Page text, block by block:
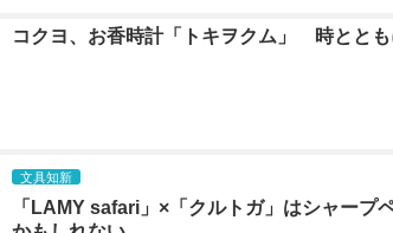
コクヨ、お香時計「トキヲクム」 時とと
文具知新
「LAMY safari」×「クルトガ」はシャープ